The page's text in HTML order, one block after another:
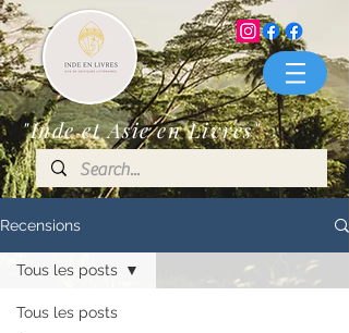
"Inde et Asie en Livres"
Recensions
Tous les posts
Tous les posts